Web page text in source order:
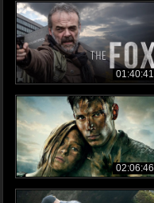
01:40:41
02:06:46